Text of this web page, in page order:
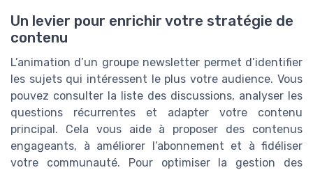
Un levier pour enrichir votre stratégie de
contenu
L’animation d’un groupe newsletter permet d’identifier
les sujets qui intéressent le plus votre audience. Vous
pouvez consulter la liste des discussions, analyser les
questions récurrentes et adapter votre contenu
principal. Cela vous aide à proposer des contenus
engageants, à améliorer l’abonnement et à fidéliser
votre communauté. Pour optimiser la gestion des